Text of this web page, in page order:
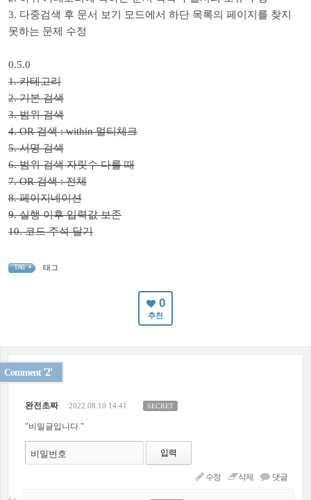
3. 다중검색 후 문서 보기 모드에서 하단 목록의 페이지를 찾지
못하는 문제 수정
0.5.0
1. 카테고리
2. 기본 검색
3. 범위 검색
4. OR 검색 : within 멀티체크
5. 서명 검색
6. 범위 검색 자릿수 다를 때
7. OR 검색 : 전체
8. 페이지네이션
9. 실행 이후 입력값 보존
10. 코드 주석 달기
TAG • 태그
0
추천
Comment '2'
완전초짜 2022.08.10 14:41 SECRET
"비밀글입니다."
비밀번호
수정 삭제 댓글